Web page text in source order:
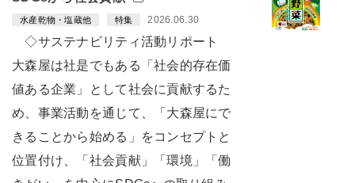
水産乾物・塩蔵他 特集 2026.06.30
◇サステナビリティ活動リポート
大森屋は社是でもある「社会的存在価
値ある企業」として社会に貢献するた
め、事業活動を通じて、「大森屋にで
きることから始める」をコンセプトと
位置付け、「社会貢献」「環境」「働